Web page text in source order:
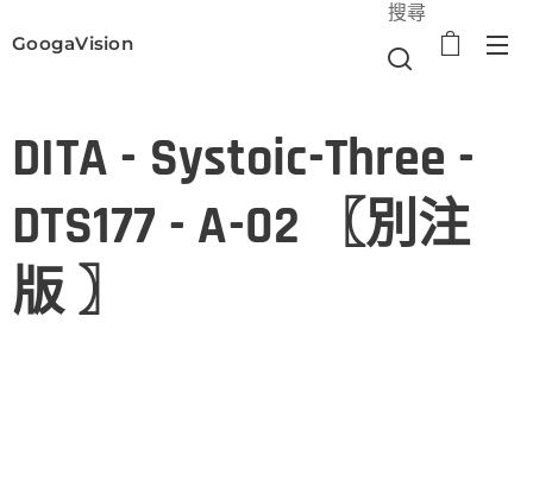
GoogaVision
搜尋
DITA - Systoic-Three -
DTS177 - A-02 〖別注
版 〗